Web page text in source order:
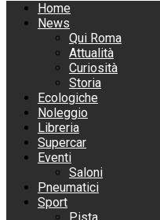
Home
News
Qui Roma
Attualità
Curiosità
Storia
Ecologiche
Noleggio
Libreria
Supercar
Eventi
Saloni
Pneumatici
Sport